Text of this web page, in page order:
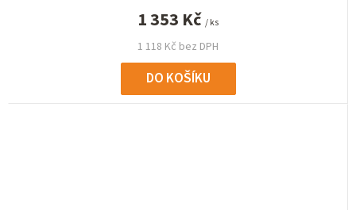
1 118 Kč bez DPH
1 353 Kč / ks
DO KOŠÍKU